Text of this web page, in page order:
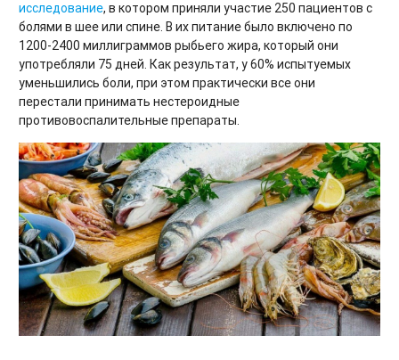
исследование, в котором приняли участие 250 пациентов с
болями в шее или спине. В их питание было включено по
1200-2400 миллиграммов рыбьего жира, который они
употребляли 75 дней. Как результат, у 60% испытуемых
уменьшились боли, при этом практически все они
перестали принимать нестероидные
противовоспалительные препараты.